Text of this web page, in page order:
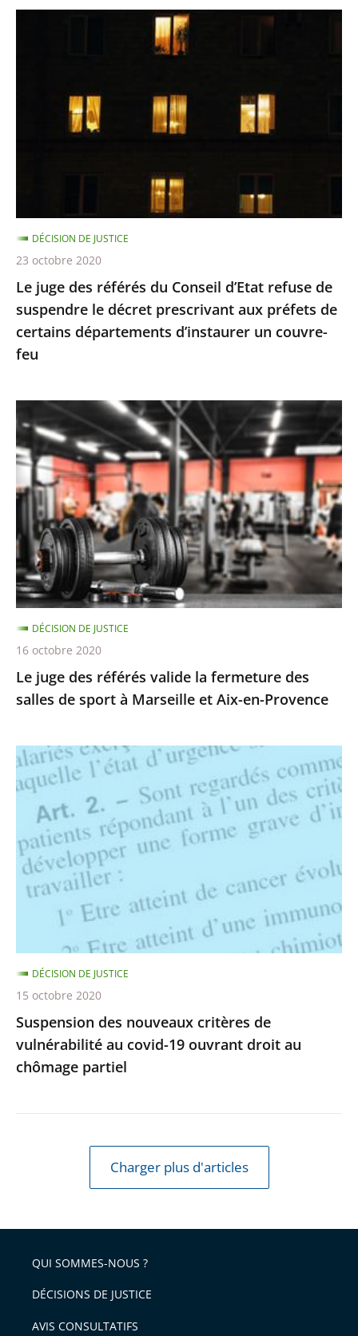
d’urgence
suspendre
le
décret
prescrivant
aux
préfets
de
départements
d’instaurer
un
couvre-
feu
Le juge des référés du Conseil d’Etat refuse de
suspendre le décret prescrivant aux préfets de
certains départements d’instaurer un couvre-
feu
DÉCISION DE JUSTICE
23 octobre 2020
juge
des
référés
valide
fermeture
des
salles
de
sport
à
Marseille
et
en-
Provence
Le juge des référés valide la fermeture des
salles de sport à Marseille et Aix-en-Provence
DÉCISION DE JUSTICE
16 octobre 2020
Suspension
des
nouveaux
critères
de
vulnérabilité
au
ouvrant
droit
au
chômage
partiel
Suspension des nouveaux critères de
vulnérabilité au covid-19 ouvrant droit au
chômage partiel
DÉCISION DE JUSTICE
15 octobre 2020
Charger plus d'articles
QUI SOMMES-NOUS ?
DÉCISIONS DE JUSTICE
AVIS CONSULTATIFS